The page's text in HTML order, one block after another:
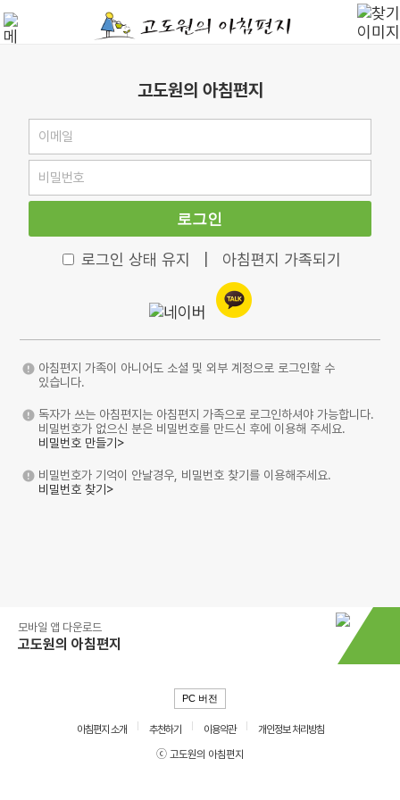
고도원의 아침편지
로그인
로그인 상태 유지 아침편지 가족되기
아침편지 가족이 아니어도 소셜 및 외부 계정으로 로그인할 수
있습니다.
독자가 쓰는 아침편지는 아침편지 가족으로 로그인하셔야 가능합니다.
비밀번호가 없으신 분은 비밀번호를 만드신 후에 이용해 주세요.
비밀번호 만들기>
비밀번호가 기억이 안날경우, 비밀번호 찾기를 이용해주세요.
비밀번호 찾기>
모바일 앱 다운로드
고도원의 아침편지
PC 버전
아침편지 소개 추천하기 이용약관
개인정보 처리방침
ⓒ 고도원의 아침편지